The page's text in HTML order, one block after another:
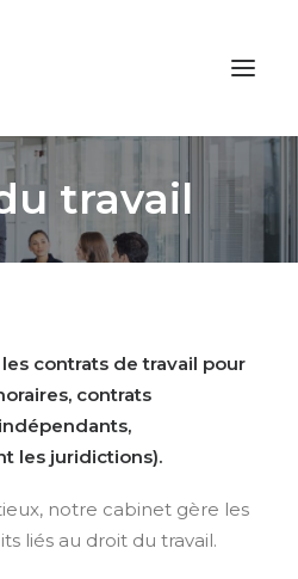
travail
contrats de travail pour
contrats
les juridictions).
notre cabinet gère les
liés au droit du travail.